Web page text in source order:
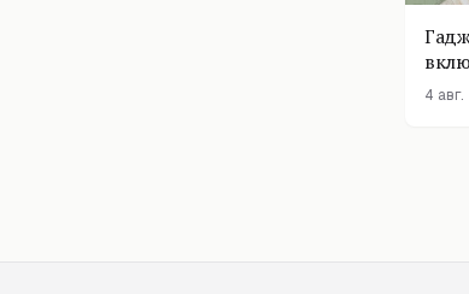
4 авг.